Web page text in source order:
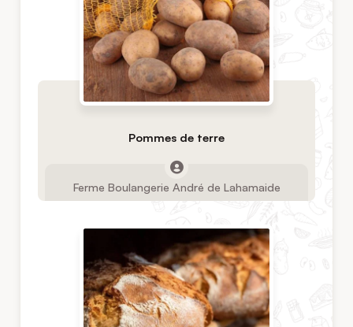
Pommes de terre
Ferme Boulangerie André de Lahamaide